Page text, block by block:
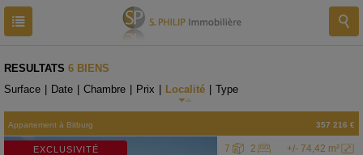
RESULTATS 6 BIENS
Surface
Date Chambre Prix Localité Type
Appartement à Bitburg 357 216 €
EXCLUSIVITÉ +/- 74,42 m²
7 2